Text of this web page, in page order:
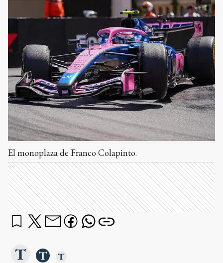
El monoplaza de Franco Colapinto.
Ads